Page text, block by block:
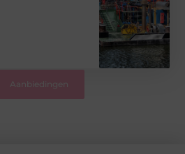
Aanbiedingen